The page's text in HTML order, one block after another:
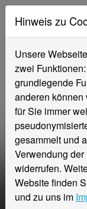
HNX –
Hinweis zu
Unsere
zwei
grundlegende
anderen
für Sie immer
gesammelt und
Verwendung
widerrufen.
Website finden
und zu uns im